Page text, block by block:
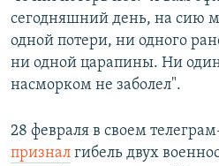
сегодняшний день, на сию
одной потери, ни одного
ни одной царапины. Ни
насморком не заболел".
28 февраля в своем
признал гибель двух